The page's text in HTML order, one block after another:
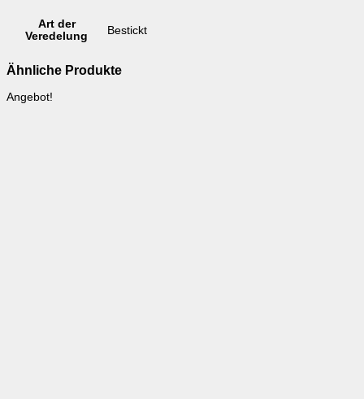
Art der
Veredelung
Bestickt
Ähnliche Produkte
Angebot!